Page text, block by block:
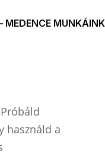
MEDENCE MUNKÁINK
használd a